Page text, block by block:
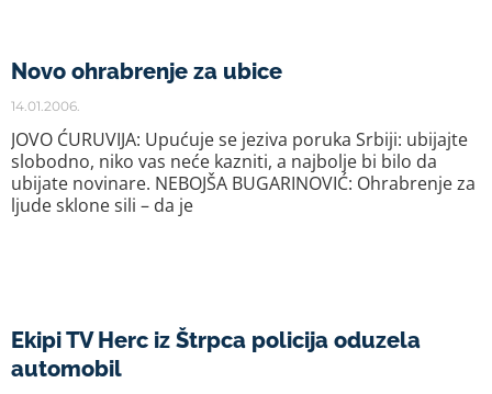
Novo ohrabrenje za ubice
14.01.2006.
JOVO ĆURUVIJA: Upućuje se jeziva poruka Srbiji: ubijajte
slobodno, niko vas neće kazniti, a najbolje bi bilo da
ubijate novinare. NEBOJŠA BUGARINOVIĆ: Ohrabrenje za
ljude sklone sili – da je
Ekipi TV Herc iz Štrpca policija oduzela
automobil